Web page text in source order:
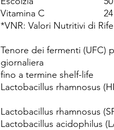
Vitamina C
*VNR: Valori Nutritivi di
Tenore dei fermenti (UFC)
giornaliera
fino a termine shelf-life
Lactobacillus rhamnosus
Lactobacillus rhamnosus
Lactobacillus acidophilus